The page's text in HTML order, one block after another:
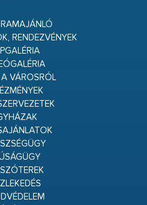
RENDEZVÉNYEK
A VÁROSRÓL